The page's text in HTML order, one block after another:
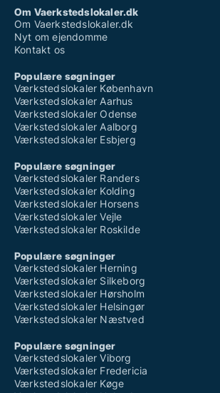
Om Vaerkstedslokaler.dk
Om Vaerkstedslokaler.dk
Nyt om ejendomme
Kontakt os
Populære søgninger
Værkstedslokaler København
Værkstedslokaler Aarhus
Værkstedslokaler Odense
Værkstedslokaler Aalborg
Værkstedslokaler Esbjerg
Populære søgninger
Værkstedslokaler Randers
Værkstedslokaler Kolding
Værkstedslokaler Horsens
Værkstedslokaler Vejle
Værkstedslokaler Roskilde
Populære søgninger
Værkstedslokaler Herning
Værkstedslokaler Silkeborg
Værkstedslokaler Hørsholm
Værkstedslokaler Helsingør
Værkstedslokaler Næstved
Populære søgninger
Værkstedslokaler Viborg
Værkstedslokaler Fredericia
Værkstedslokaler Køge